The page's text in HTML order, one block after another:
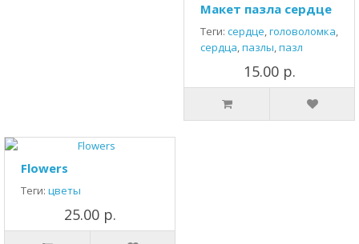
Макет пазла сердце
Теги: сердце,головоломка,
сердца,пазлы,пазл
15.00 р.
Flowers
Теги: цветы
25.00 р.